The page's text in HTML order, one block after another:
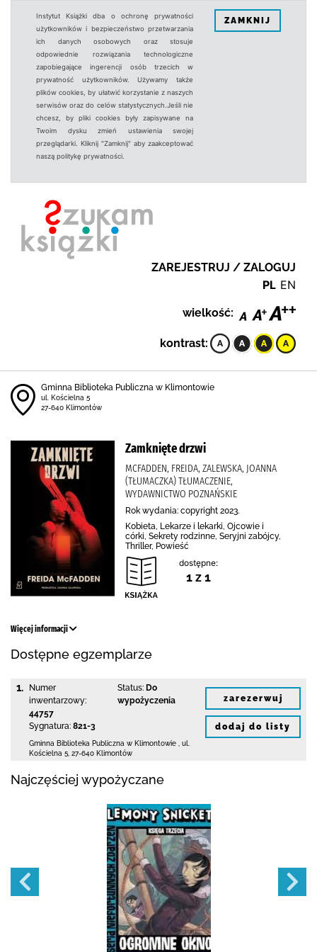
Instytut Książki dba o ochronę prywatności
użytkowników i bezpieczeństwo przetwarzania
ich danych osobowych oraz stosuje
odpowiednie rozwiązania technologiczne
zapobiegające ingerencji osób trzecich w
prywatność użytkowników. Używamy także
plików cookies, by ułatwić korzystanie z naszych
serwisów oraz do celów statystycznych.Jeśli nie
chcesz, by pliki cookies były zapisywane na
Twoim dysku zmień ustawienia swojej
przeglądarki. Kliknij "Zamknij" aby zaakceptować
naszą politykę prywatności.
ZAMKNIJ
ZAREJESTRUJ / ZALOGUJ
PL EN
wielkość:
kontrast:
Gminna Biblioteka Publiczna w Klimontowie
ul. Kościelna 5
27-640 Klimontów
Zamknięte drzwi
MCFADDEN, FREIDA, ZALEWSKA, JOANNA
(TŁUMACZKA) TŁUMACZENIE,
WYDAWNICTWO POZNAŃSKIE
Rok wydania: copyright 2023.
Kobieta, Lekarze i lekarki, Ojcowie i
córki, Sekrety rodzinne, Seryjni zabójcy,
Thriller, Powieść
dostępne:
1 z 1
Więcej informacji
Dostępne egzemplarze
1.
Numer
inwentarzowy:
44757
Sygnatura: 821-3
Status: Do
wypożyczenia
Gminna Biblioteka Publiczna w Klimontowie
ul.
Kościelna 5 27-640 Klimontów
zarezerwuj
dodaj do listy
Najczęściej wypożyczane